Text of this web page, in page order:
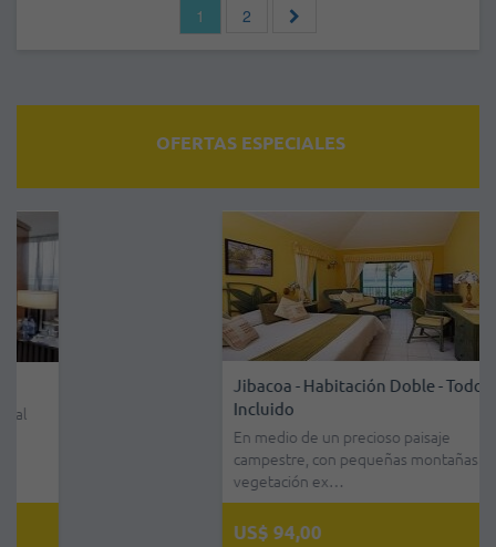
1
2
OFERTAS ESPECIALES
Jibacoa - Habitación Doble - Todo
En medio de un precioso paisaje
campestre, con pequeñas montañas de